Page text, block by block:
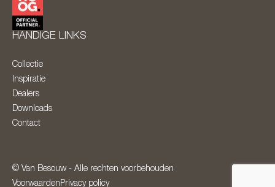
HANDIGE LINKS
Collectie
Inspiratie
Dealers
Downloads
Contact
© Van Besouw - Alle rechten voorbehouden
Voorwaarden Privacy policy